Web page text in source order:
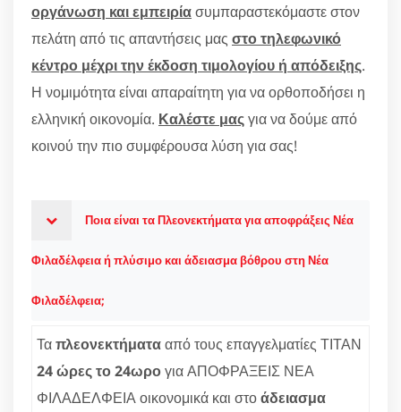
οργάνωση και εμπειρίασυμπαραστεκόμαστε στον
πελάτη από τις απαντήσεις μας στο τηλεφωνικό
κέντρο μέχρι την έκδοση τιμολογίου ή απόδειξης.
Η νομιμότητα είναι απαραίτητη για να ορθοποδήσει η
ελληνική οικονομία. Καλέστε μαςγια να δούμε από
κοινού την πιο συμφέρουσα λύση για σας!
Ποια είναι τα Πλεονεκτήματα για αποφράξεις Νέα
Φιλαδέλφεια ή πλύσιμο και άδειασμα βόθρου στη Νέα
Φιλαδέλφεια;
Ταπλεονεκτήματααπό τους επαγγελματίες ΤΙΤΑΝ
24 ώρες το 24ωρογια ΑΠΟΦΡΑΞΕΙΣ ΝΕΑ
ΦΙΛΑΔΕΛΦΕΙΑ οικονομικά και στοάδειασμα